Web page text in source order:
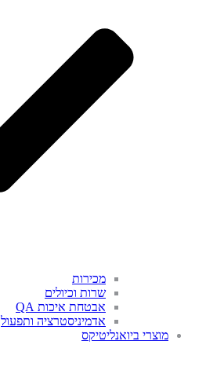
מכירות
שרות וכיולים
אבטחת איכות QA
אדמיניסטרציה ותפעול
מוצרי ביואנליטיקס